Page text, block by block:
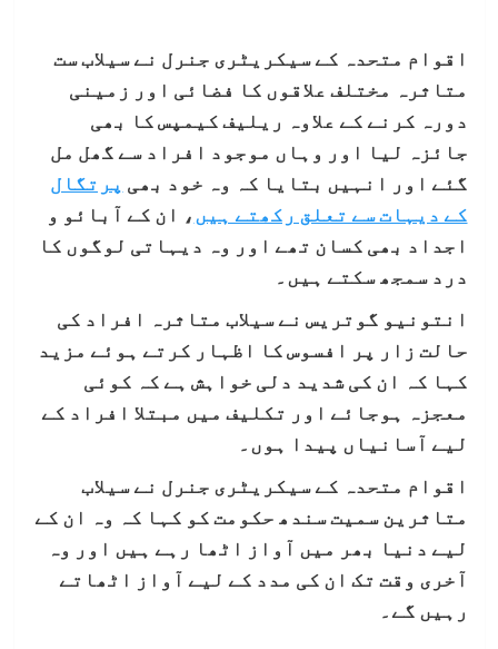
اقوام متحدہ کے سیکریٹری جنرل نے سیلاب ست
متاثرہ مختلف علاقوں کا فضائی اور زمینی
دورہ کرنے کے علاوہ ریلیف کیمپس کا بھی
جائزہ لیا اور وہاں موجود افراد سے گھل مل
گئے اور انہیں بتایا کہ وہ خود بھی پرتگال
کے دیہات سے تعلق رکھتے ہیں ، ان کے آبائو و
اجداد بھی کسان تھے اور وہ دیہاتی لوگوں کا
درد سمجھ سکتے ہیں۔
انتونیو گوتریس نے سیلاب متاثرہ افراد کی
حالت زار پر افسوس کا اظہار کرتے ہوئے مزید
کہا کہ ان کی شدید دلی خواہش ہے کہ کوئی
معجزہ ہوجائے اور تکلیف میں مبتلا افراد کے
لیے آسانیاں پیدا ہوں۔
اقوام متحدہ کے سیکریٹری جنرل نے سیلاب
متاثرین سمیت سندھ حکومت کو کہا کہ وہ ان کے
لیے دنیا بھر میں آواز اٹھا رہے ہیں اور وہ
آخری وقت تک ان کی مدد کے لیے آواز اٹھاتے
رہیں گے۔